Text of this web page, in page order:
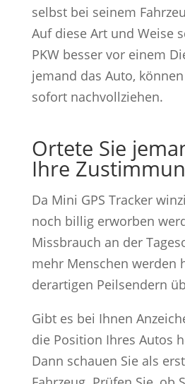
selbst bei seinem
Auf diese Art und Weise
PKW besser vor einem
jemand das Auto,
sofort nachvollziehen.
Ortete Sie
Ihre
Da Mini GPS Tracker
noch billig erworben
Missbrauch an der
mehr Menschen werden
derartigen Peilsendern
Gibt es bei Ihnen
die Position Ihres Autos
Dann schauen Sie als